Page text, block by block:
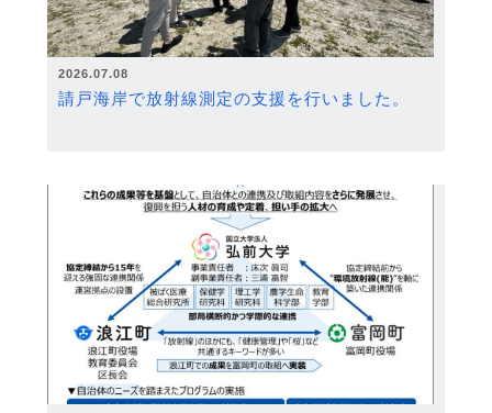
2026.07.08
請戸海岸で放射線測定の支援を行いました。